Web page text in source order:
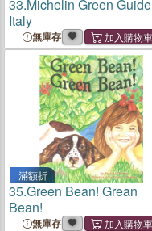
33.Michelin Green Guide
Italy
無庫存
滿額折
35.Green Bean! Grean
Bean!
無庫存